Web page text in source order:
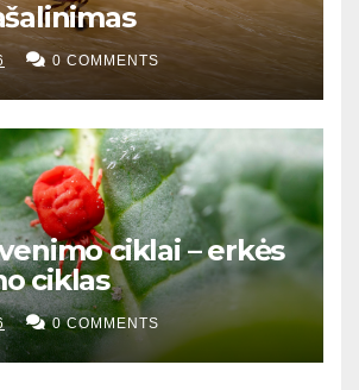
0 COMMENTS
ciklai – erkės
ciklas
0 COMMENTS